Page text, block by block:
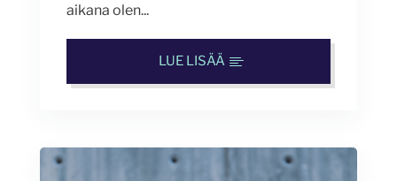
aikana olen...
LUE LISÄÄ